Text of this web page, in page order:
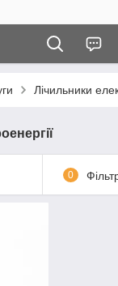
Лічильники
0